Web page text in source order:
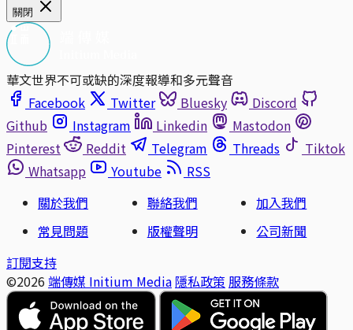
關閉
華文世界不可或缺的深度報導和多元聲音
Facebook
Twitter Bluesky
Discord
Github
Instagram Linkedin
Mastodon
Pinterest
Reddit Telegram Threads
Tiktok
Whatsapp
Youtube
RSS
關於我們
聯絡我們
加入我們
常見問題
版權聲明
公司新聞
訂閱支持
©2026 端傳媒 Initium Media 隱私政策 服務條款